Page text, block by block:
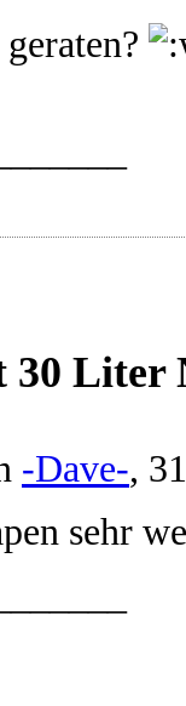
30 Liter
-Dave-,
sehr